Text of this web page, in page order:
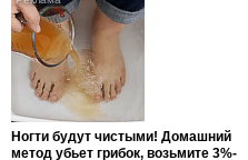
Ногти будут чистыми! Домашний
метод убьет грибок, возьмите 3%-